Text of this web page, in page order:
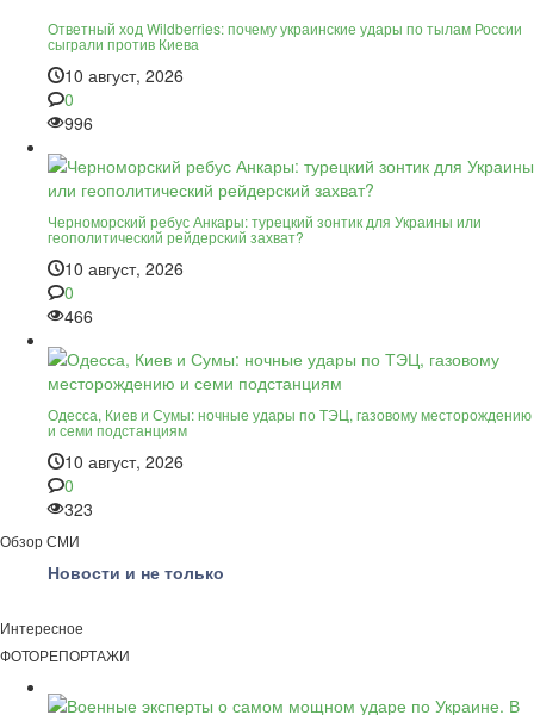
Ответный ход Wildberries: почему украинские удары по тылам России
сыграли против Киева
10 август, 2026
0
996
Черноморский ребус Анкары: турецкий зонтик для Украины или
геополитический рейдерский захват?
10 август, 2026
0
466
Одесса, Киев и Сумы: ночные удары по ТЭЦ, газовому месторождению
и семи подстанциям
10 август, 2026
0
323
Обзор СМИ
Новости и не только
Интересное
ФОТОРЕПОРТАЖИ